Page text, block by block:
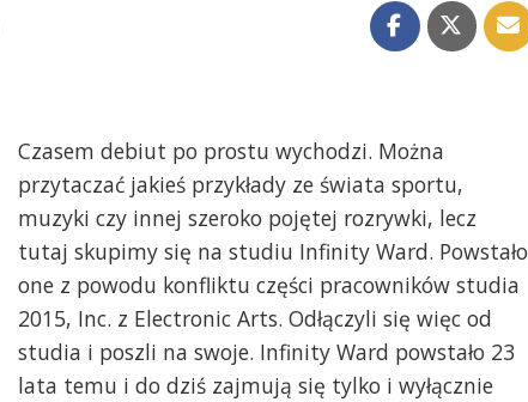
Czasem debiut po prostu wychodzi. Można
przytaczać jakieś przykłady ze świata sportu,
muzyki czy innej szeroko pojętej rozrywki, lecz
tutaj skupimy się na studiu Infinity Ward. Powstało
one z powodu konfliktu części pracowników studia
2015, Inc. z Electronic Arts. Odłączyli się więc od
studia i poszli na swoje. Infinity Ward powstało 23
lata temu i do dziś zajmują się tylko i wyłącznie